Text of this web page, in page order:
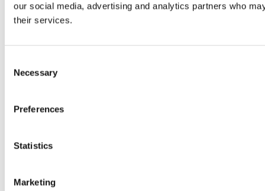
our social media, advertising and analytics partners who
their services.
Selection
Necessary
Preferences
Statistics
Marketing